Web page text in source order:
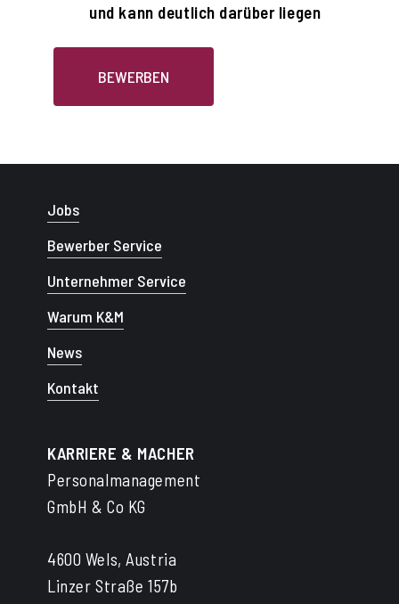
und kann deutlich darüber liegen
BEWERBEN
Jobs
Bewerber Service
Unternehmer Service
Warum K&M
News
Kontakt
KARRIERE & MACHER
Personalmanagement
GmbH & Co KG
4600 Wels, Austria
Linzer Straße 157b